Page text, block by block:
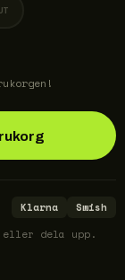
Klarna
Swish
eller dela upp.